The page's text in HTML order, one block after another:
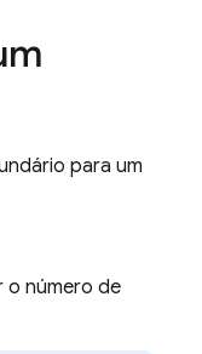
para um
o número de